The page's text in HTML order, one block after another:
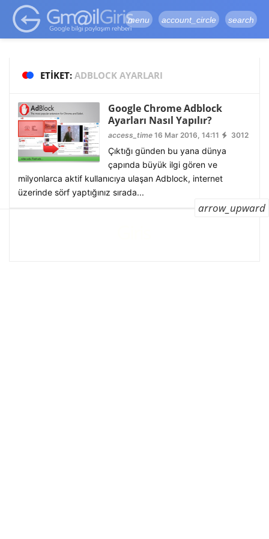
google-site-
verification=vqSI0upH550kabR5X8xpjMYieaXmuBueYgCJBW3uetM
menu account_circle search
ETIKET: ADBLOCK AYARLARI
Google Chrome Adblock
Ayarları Nasıl Yapılır?
access_time16 Mar 2016, 14:11 3012
Çıktığı günden bu yana dünya
çapında büyük ilgi gören ve
milyonlarca aktif kullanıcıya ulaşan Adblock, internet
üzerinde sörf yaptığınız sırada...
arrow_upward